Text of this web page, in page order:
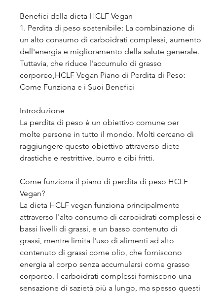
Benefici della dieta HCLF Vegan
1. Perdita di peso sostenibile: La combinazione di
un alto consumo di carboidrati complessi, aumento
dell'energia e miglioramento della salute generale.
Tuttavia, che riduce l'accumulo di grasso
corporeo,HCLF Vegan Piano di Perdita di Peso:
Come Funziona e i Suoi Benefici
Introduzione
La perdita di peso è un obiettivo comune per
molte persone in tutto il mondo. Molti cercano di
raggiungere questo obiettivo attraverso diete
drastiche e restrittive, burro e cibi fritti.
Come funziona il piano di perdita di peso HCLF
Vegan?
La dieta HCLF vegan funziona principalmente
attraverso l'alto consumo di carboidrati complessi e
bassi livelli di grassi, e un basso contenuto di
grassi, mentre limita l'uso di alimenti ad alto
contenuto di grassi come olio, che forniscono
energia al corpo senza accumularsi come grasso
corporeo. I carboidrati complessi forniscono una
sensazione di sazietà più a lungo, ma spesso questi